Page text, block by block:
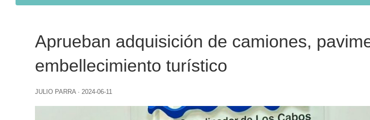
Aprueban adquisición de camiones,
embellecimiento turístico
JULIO PARRA · 2024-06-11